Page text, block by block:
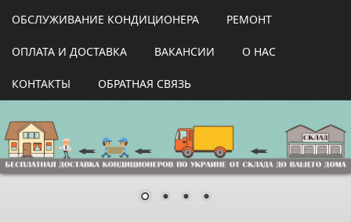
ОБСЛУЖИВАНИЕ КОНДИЦИОНЕРА РЕМОНТ
ОПЛАТА И ДОСТАВКА ВАКАНСИИ О НАС
КОНТАКТЫ ОБРАТНАЯ СВЯЗЬ